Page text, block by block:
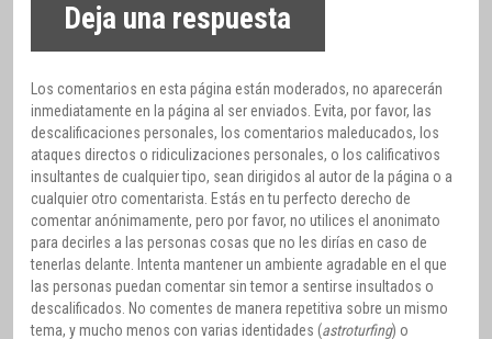
Deja una respuesta
Los comentarios en esta página están moderados, no aparecerán
inmediatamente en la página al ser enviados. Evita, por favor, las
descalificaciones personales, los comentarios maleducados, los
ataques directos o ridiculizaciones personales, o los calificativos
insultantes de cualquier tipo, sean dirigidos al autor de la página o a
cualquier otro comentarista. Estás en tu perfecto derecho de
comentar anónimamente, pero por favor, no utilices el anonimato
para decirles a las personas cosas que no les dirías en caso de
tenerlas delante. Intenta mantener un ambiente agradable en el que
las personas puedan comentar sin temor a sentirse insultados o
descalificados. No comentes de manera repetitiva sobre un mismo
tema, y mucho menos con varias identidades (astroturfing) o